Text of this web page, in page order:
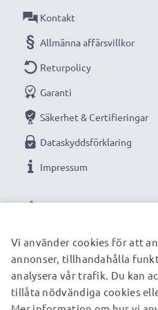
Anslutning 1: 8 Pin Camera
Anslutning 2: USB A adapter
1.5m lång sladd
Färg: svart
Optimerad för bland annat:
E60 VPC-E7 VPC-E6 VPC-
kamera, systemkamera,
kamera är optimerad för
kamerans inställningar/
VÅRA
Kontakt
Allmänna affärsvillkor
Returpolicy
Garanti
Säkerhet & Certifieringar
Dataskyddsförklaring
Impressum
VÅRA FRAKTPARTNERS
Vi använder cookies för att
annonser, tillhandahålla
analysera vår trafik. Du kan
tillåta nödvändiga cookies